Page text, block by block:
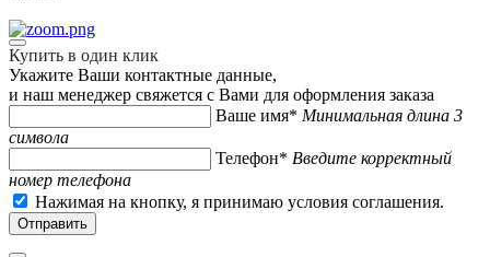
Купить в один клик
Укажите Ваши контактные данные,
и наш менеджер свяжется с Вами для оформления заказа
Ваше имя* Минимальная длина 3
символа
Телефон* Введите корректный
номер телефона
Нажимая на кнопку, я принимаю условия соглашения.